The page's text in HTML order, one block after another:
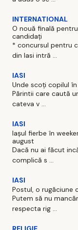
INTERNATIONAL
O nouă finală
candidați
* concursul pentru
din Iasi intră ...
IASI
Unde scoți copilul în
Părintii care caută
cateva v ...
IASI
Iașul fierbe în
august
Dacă nu ai făcut
complică s ...
IASI
Postul, o rugăciune
Putem să nu
respecta rig ...